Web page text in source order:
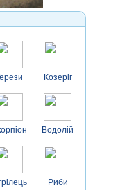
Козеріг
Водолій
Риби